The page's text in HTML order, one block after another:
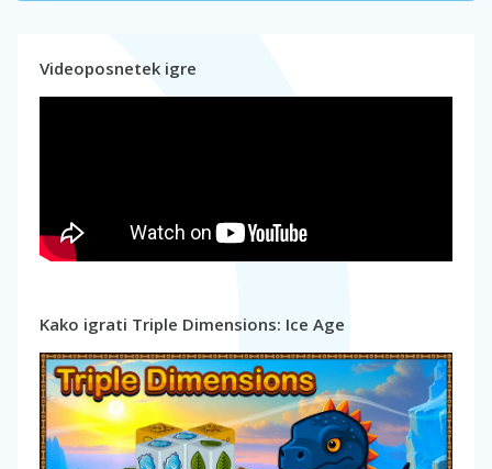
Videoposnetek igre
Kako igrati Triple Dimensions: Ice Age